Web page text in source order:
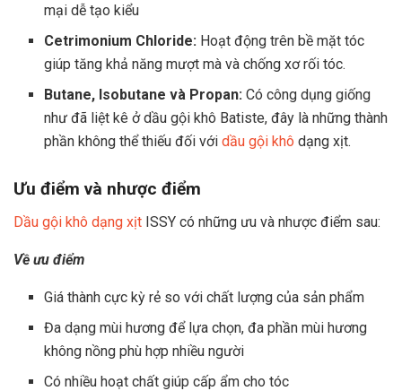
mại dễ tạo kiểu
Cetrimonium Chloride: Hoạt động trên bề mặt tóc
giúp tăng khả năng mượt mà và chống xơ rối tóc.
Butane, Isobutane và Propan: Có công dụng giống
như đã liệt kê ở dầu gội khô Batiste, đây là những thành
phần không thể thiếu đối vớidầu gội khô dạng xịt.
Ưu điểm và nhược điểm
Dầu gội khô dạng xịt ISSY có những ưu và nhược điểm sau:
Về ưu điểm
Giá thành cực kỳ rẻ so với chất lượng của sản phẩm
Đa dạng mùi hương để lựa chọn, đa phần mùi hương
không nồng phù hợp nhiều người
Có nhiều hoạt chất giúp cấp ẩm cho tóc